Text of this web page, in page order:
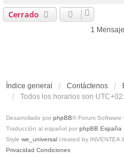
Cerrado
1
Índice general Contáctenos
Todos los horarios son
Desarrollado por phpBB® Forum Software
Traducción al español por phpBB España
Style we_universal created by INVENTEA
Privacidad Condiciones